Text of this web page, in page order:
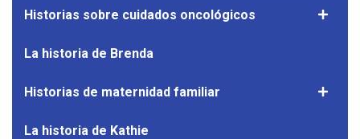
Historias sobre cuidados oncológicos
sobre
La historia de Brenda
Historias de maternidad familiar
La historia de Kathie